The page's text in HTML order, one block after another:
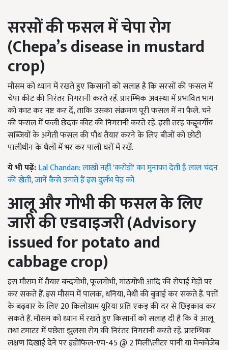
सरसों की फसल में चेपा रोग
(Chepa’s disease in mustard
crop)
मौसम को ध्यान में रखते हुए किसानों को सलाह है कि सरसों की फसल में
चेपा कीट की निरंतर निगरानी करते रहें. प्रारम्भिक अवस्था में प्रभावित भाग
को काट कर नष्ट कर दें, ताकि उसका संक्रमण पूरी फसल में ना फैले. चने
की फसल में फली छेदक कीट की निगरानी करते रहें. इसी तरह कद्दूवर्गीय
सब्जियों के अगेती फसल की पौध तैयार करने के लिए बीजों को छोटी
पालीथीन के थैलों में भर कर पाली घरों में रखें.
ये भी पढ़ें:Lal Chandan: लाखों नहीं 'करोड़ो' का मुनाफा देती है लाल चंदन
की खेती, जानें कैसे उगाते हैं इस दुर्लभ पेड़ को
आलू और गोभी की फसल के लिए
जारी की एडवाइजरी (Advisory
issued for potato and
cabbage crop)
इस मौसम में तैयार बन्दगोभी, फूलगोभी, गांठगोभी आदि की रोपाई मेड़ों पर
कर सकते हैं. इस मौसम में पालक, धनिया, मेथी की बुवाई कर सकते हैं. पत्तों
के बढ़वार के लिए 20 किलोग्राम यूरिया प्रति एकड़ की दर से छिड़काव कर
सकते हैं. मौसम को ध्यान में रखते हुए किसानों को सलाह दी है कि वे आलू
तथा टमाटर में पछेता झुलसा रोग की निरंतर निगरानी करते रहें. प्रारम्भिक
लक्षण दिखाई देने पर इंडोफिल-एम-45 @ 2 मिली\लीटर पानी या मेन्कोजेब